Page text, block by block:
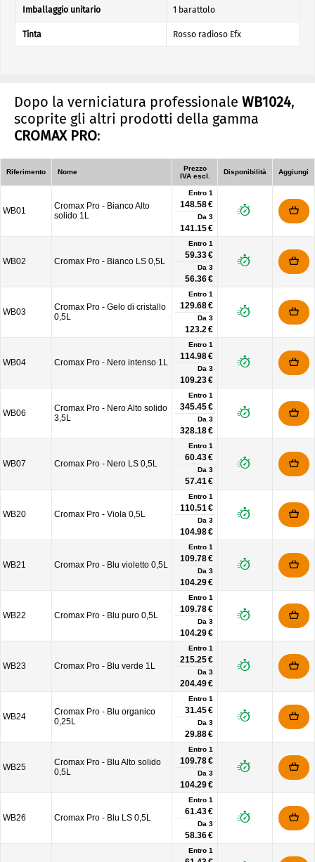
Imballaggio unitario 1 barattolo
Tinta Rosso radioso Efx
Dopo la verniciatura professionale WB1024,
scoprite gli altri prodotti della gamma
CROMAX PRO:
Riferimento Nome
Prezzo
IVA escl.
Disponibilità Aggiungi
WB01
Cromax Pro - Bianco Alto
solido 1L
Entro 1
148.58 €
Da 3
141.15 €
WB02 Cromax Pro - Bianco LS 0,5L
Entro 1
59.33 €
Da 3
56.36 €
WB03
Cromax Pro - Gelo di cristallo
0,5L
Entro 1
129.68 €
Da 3
123.2 €
WB04 Cromax Pro - Nero intenso 1L
Entro 1
114.98 €
Da 3
109.23 €
WB06
Cromax Pro - Nero Alto solido
3,5L
Entro 1
345.45 €
Da 3
328.18 €
WB07 Cromax Pro - Nero LS 0,5L
Entro 1
60.43 €
Da 3
57.41 €
WB20 Cromax Pro - Viola 0,5L
Entro 1
110.51 €
Da 3
104.98 €
WB21 Cromax Pro - Blu violetto 0,5L
Entro 1
109.78 €
Da 3
104.29 €
WB22 Cromax Pro - Blu puro 0,5L
Entro 1
109.78 €
Da 3
104.29 €
WB23 Cromax Pro - Blu verde 1L
Entro 1
215.25 €
Da 3
204.49 €
WB24
Cromax Pro - Blu organico
0,25L
Entro 1
31.45 €
Da 3
29.88 €
WB25
Cromax Pro - Blu Alto solido
0,5L
Entro 1
109.78 €
Da 3
104.29 €
WB26 Cromax Pro - Blu LS 0,5L
Entro 1
61.43 €
Da 3
58.36 €
Entro 1